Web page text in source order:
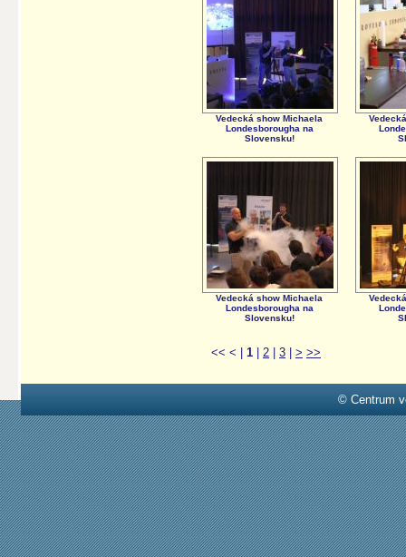
Vedecká show Michaela
Londesborougha na
Slovensku!
Vedecká show Michaela
Londesborougha na
Slovensku!
<< < 1 2 3 > >>
© Centrum